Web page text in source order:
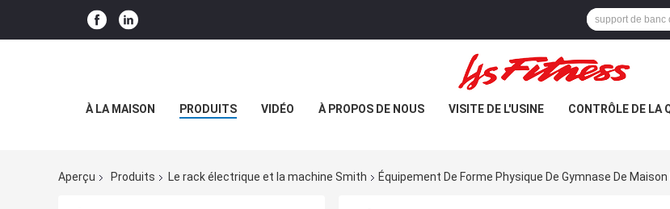
À LA MAISON PRODUITS VIDÉO À PROPOS DE NOUS VISITE DE L'USINE CONTRÔLE DE LA
Aperçu Produits Le rack électrique et la machine Smith Équipement De Forme Physique De Gymnase De